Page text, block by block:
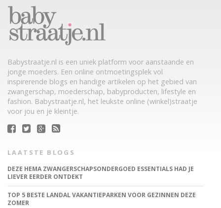
Babystraatje.nl is een uniek platform voor aanstaande en
jonge moeders. Een online ontmoetingsplek vol
inspirerende blogs en handige artikelen op het gebied van
zwangerschap, moederschap, babyproducten, lifestyle en
fashion. Babystraatje.nl, het leukste online (winkel)straatje
voor jou en je kleintje.
LAATSTE BLOGS
DEZE HEMA ZWANGERSCHAPSONDERGOED ESSENTIALS HAD JE
LIEVER EERDER ONTDEKT
TOP 5 BESTE LANDAL VAKANTIEPARKEN VOOR GEZINNEN DEZE
ZOMER